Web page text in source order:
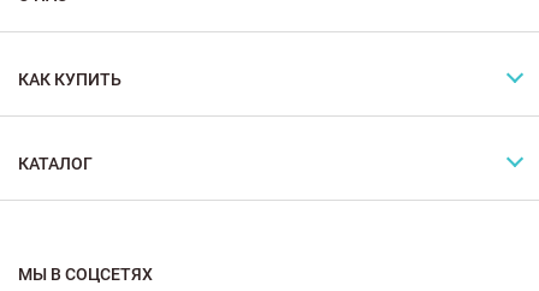
КАК КУПИТЬ
КАТАЛОГ
МЫ В СОЦСЕТЯХ